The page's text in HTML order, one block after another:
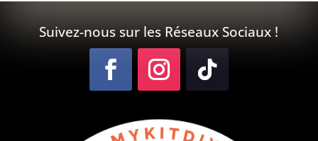
Suivez-nous sur les Réseaux Sociaux !